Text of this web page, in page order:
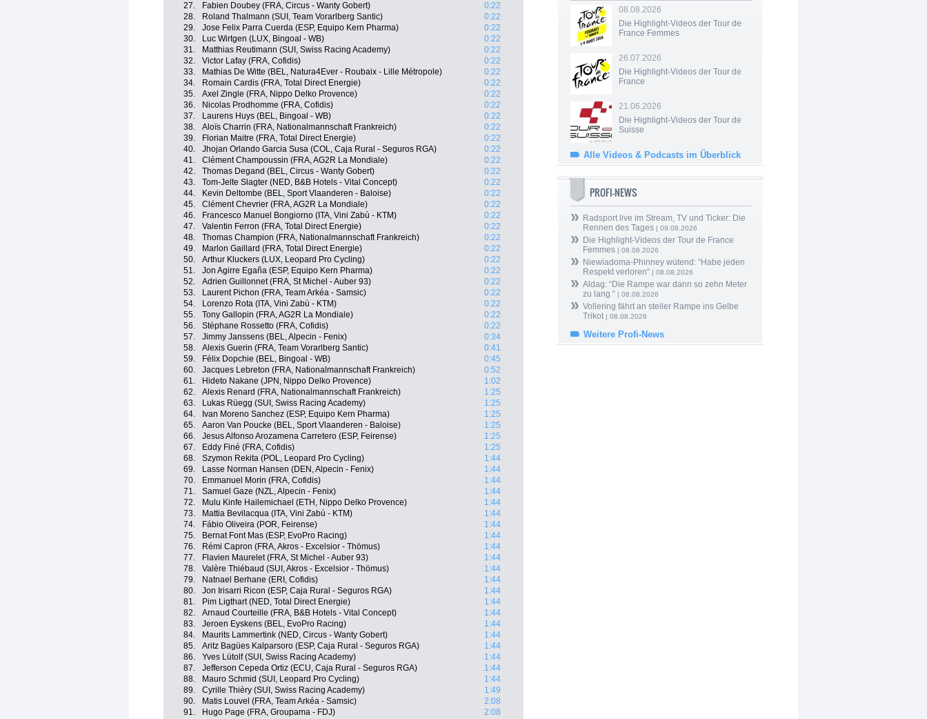
27.
Fabien Doubey (FRA, Circus - Wanty Gobert)
0:22
28.
Roland Thalmann (SUI, Team Vorarlberg Santic)
0:22
29.
Jose Felix Parra Cuerda (ESP, Equipo Kern Pharma)
0:22
30.
Luc Wirtgen (LUX, Bingoal - WB)
0:22
31.
Matthias Reutimann (SUI, Swiss Racing Academy)
0:22
32.
Victor Lafay (FRA, Cofidis)
0:22
33.
Mathias De Witte (BEL, Natura4Ever - Roubaix - Lille Métropole)
0:22
34.
Romain Cardis (FRA, Total Direct Energie)
0:22
35.
Axel Zingle (FRA, Nippo Delko Provence)
0:22
36.
Nicolas Prodhomme (FRA, Cofidis)
0:22
37.
Laurens Huys (BEL, Bingoal - WB)
0:22
38.
Aloïs Charrin (FRA, Nationalmannschaft Frankreich)
0:22
39.
Florian Maitre (FRA, Total Direct Energie)
0:22
40.
Jhojan Orlando Garcia Susa (COL, Caja Rural - Seguros RGA)
0:22
41.
Clément Champoussin (FRA, AG2R La Mondiale)
0:22
42.
Thomas Degand (BEL, Circus - Wanty Gobert)
0:22
43.
Tom-Jelte Slagter (NED, B&B Hotels - Vital Concept)
0:22
44.
Kevin Deltombe (BEL, Sport Vlaanderen - Baloise)
0:22
45.
Clément Chevrier (FRA, AG2R La Mondiale)
0:22
46.
Francesco Manuel Bongiorno (ITA, Vini Zabù - KTM)
0:22
47.
Valentin Ferron (FRA, Total Direct Energie)
0:22
48.
Thomas Champion (FRA, Nationalmannschaft Frankreich)
0:22
49.
Marlon Gaillard (FRA, Total Direct Energie)
0:22
50.
Arthur Kluckers (LUX, Leopard Pro Cycling)
0:22
51.
Jon Agirre Egaña (ESP, Equipo Kern Pharma)
0:22
52.
Adrien Guillonnet (FRA, St Michel - Auber 93)
0:22
53.
Laurent Pichon (FRA, Team Arkéa - Samsic)
0:22
54.
Lorenzo Rota (ITA, Vini Zabù - KTM)
0:22
55.
Tony Gallopin (FRA, AG2R La Mondiale)
0:22
56.
Stéphane Rossetto (FRA, Cofidis)
0:22
57.
Jimmy Janssens (BEL, Alpecin - Fenix)
0:34
58.
Alexis Guerin (FRA, Team Vorarlberg Santic)
0:41
59.
Félix Dopchie (BEL, Bingoal - WB)
0:45
60.
Jacques Lebreton (FRA, Nationalmannschaft Frankreich)
0:52
61.
Hideto Nakane (JPN, Nippo Delko Provence)
1:02
62.
Alexis Renard (FRA, Nationalmannschaft Frankreich)
1:25
63.
Lukas Rüegg (SUI, Swiss Racing Academy)
1:25
64.
Ivan Moreno Sanchez (ESP, Equipo Kern Pharma)
1:25
65.
Aaron Van Poucke (BEL, Sport Vlaanderen - Baloise)
1:25
66.
Jesus Alfonso Arozamena Carretero (ESP, Feirense)
1:25
67.
Eddy Finé (FRA, Cofidis)
1:25
68.
Szymon Rekita (POL, Leopard Pro Cycling)
1:44
69.
Lasse Norman Hansen (DEN, Alpecin - Fenix)
1:44
70.
Emmanuel Morin (FRA, Cofidis)
1:44
71.
Samuel Gaze (NZL, Alpecin - Fenix)
1:44
72.
Mulu Kinfe Hailemichael (ETH, Nippo Delko Provence)
1:44
73.
Mattia Bevilacqua (ITA, Vini Zabù - KTM)
1:44
74.
Fábio Oliveira (POR, Feirense)
1:44
75.
Bernat Font Mas (ESP, EvoPro Racing)
1:44
76.
Rémi Capron (FRA, Akros - Excelsior - Thömus)
1:44
77.
Flavien Maurelet (FRA, St Michel - Auber 93)
1:44
78.
Valère Thiébaud (SUI, Akros - Excelsior - Thömus)
1:44
79.
Natnael Berhane (ERI, Cofidis)
1:44
80.
Jon Irisarri Ricon (ESP, Caja Rural - Seguros RGA)
1:44
81.
Pim Ligthart (NED, Total Direct Energie)
1:44
82.
Arnaud Courteille (FRA, B&B Hotels - Vital Concept)
1:44
83.
Jeroen Eyskens (BEL, EvoPro Racing)
1:44
84.
Maurits Lammertink (NED, Circus - Wanty Gobert)
1:44
85.
Aritz Bagües Kalparsoro (ESP, Caja Rural - Seguros RGA)
1:44
86.
Yves Lütolf (SUI, Swiss Racing Academy)
1:44
87.
Jefferson Cepeda Ortiz (ECU, Caja Rural - Seguros RGA)
1:44
88.
Mauro Schmid (SUI, Leopard Pro Cycling)
1:44
89.
Cyrille Thièry (SUI, Swiss Racing Academy)
1:49
90.
Matis Louvel (FRA, Team Arkéa - Samsic)
2:08
91.
Hugo Page (FRA, Groupama - FDJ)
2:08
08.08.2026
Die Highlight-Videos der Tour de
France Femmes
26.07.2026
Die Highlight-Videos der Tour de
France
21.06.2026
Die Highlight-Videos der Tour de
Suisse
Alle Videos & Podcasts im Überblick
PROFI-NEWS
Radsport live im Stream, TV und Ticker: Die
Rennen des Tages | 09.08.2026
Die Highlight-Videos der Tour de France
Femmes | 08.08.2026
Niewiadoma-Phinney wütend: “Habe jeden
Respekt verloren“ | 08.08.2026
Aldag: “Die Rampe war dann so zehn Meter
zu lang “ | 08.08.2026
Vollering fährt an steiler Rampe ins Gelbe
Trikot| 08.08.2026
Weitere Profi-News